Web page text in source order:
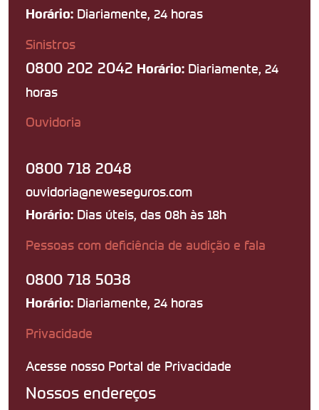
Horário: Diariamente, 24 horas
Sinistros
0800 202 2042 Horário: Diariamente, 24
horas
Ouvidoria
0800 718 2048
ouvidoria@neweseguros.com
Horário: Dias úteis, das 08h às 18h
Pessoas com deficiência de audição e fala
0800 718 5038
Horário: Diariamente, 24 horas
Privacidade
Acesse nosso Portal de Privacidade
Nossos endereços